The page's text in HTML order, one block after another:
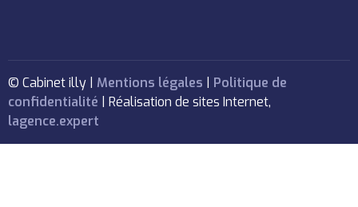
© Cabinet illy | Mentions légales
Politique de
confidentialité | Réalisation de sites Internet,
lagence.expert